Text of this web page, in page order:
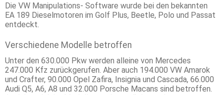
Die VW Manipulations- Software wurde bei den bekannten
EA 189 Dieselmotoren im Golf Plus, Beetle, Polo und Passat
entdeckt.
Verschiedene Modelle betroffen
Unter den 630.000 Pkw werden alleine von Mercedes
247.000 Kfz zurückgerufen. Aber auch 194.000 VW Amarok
und Crafter, 90.000 Opel Zafira, Insignia und Cascada, 66.000
Audi Q5, A6, A8 und 32.000 Porsche Macans sind betroffen.